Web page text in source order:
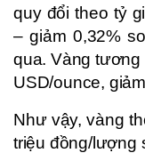
quy đổi theo tỷ
– giảm 0,32%
qua. Vàng tương
USD/ounce,
Như vậy, vàng
triệu đồng/lượng